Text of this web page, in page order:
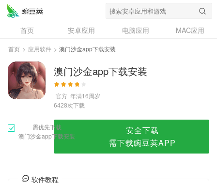
澳门沙金app下载安装
首页 安卓应用 电脑应用
MAC应用
资讯
专题
问答
首页 > 应用软件 > 澳门沙金app下载安装
澳门沙金app下载安装
官方 年满16周岁
6428次下载
需优先下载
澳门沙金app下载安装
安全下载
需下载豌豆荚APP
软件教程